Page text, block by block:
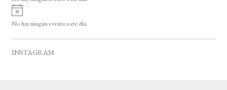
i
o
A
v
i
No hay ningún evento este día.
INSTAGRAM